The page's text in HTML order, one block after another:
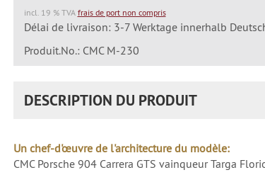
incl. 19 % TVA frais de port non compris
Délai de livraison: 3-7 Werktage innerhalb
Produit.No.: CMC M-230
DESCRIPTION DU PRODUIT
Un chef-d'œuvre de l'architecture du modèle:
CMC Porsche 904 Carrera GTS vainqueur Targa